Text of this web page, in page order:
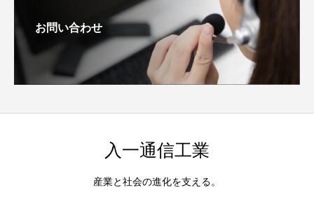
お問い合わせ
入一通信工業
産業と社会の進化を支える。